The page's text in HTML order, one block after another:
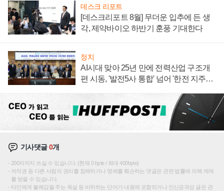
데스크 리포트
[데스크리포트 8월] 무더운 입추에 든 생
각, 제약바이오 하반기 훈풍 기대한다
정치
AI시대 맞아 25년 만에 전력산업 구조개
편 시동, '발전5사 통합' 넘어 '한전 지주사'
기사댓글0개
200자까지 쓰실 수 있습니다. (현재 0 byte / 최대 400byte)
저작권 등 다른 사람의 권리를 침해하거나 명예를 훼손하는 댓글은 관련 법률에 의해 제재
를 받을 수 있습니다.
타인에게 불쾌감을 주는 욕설 등 비하하는 단어가 내용에 포함되거나 인신공격성 글은 관